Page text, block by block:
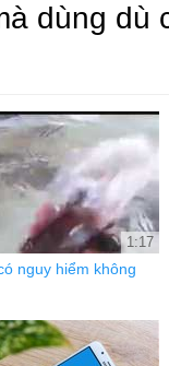
dùng dù
1:17
nguy hiểm không